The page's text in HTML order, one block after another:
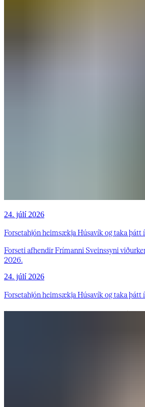
24. júlí 2026
Forsetahjón heimsækja Húsavík og taka
Forseti afhendir Frímanni Sveinssyni
2026.
24. júlí 2026
Forsetahjón heimsækja Húsavík og taka